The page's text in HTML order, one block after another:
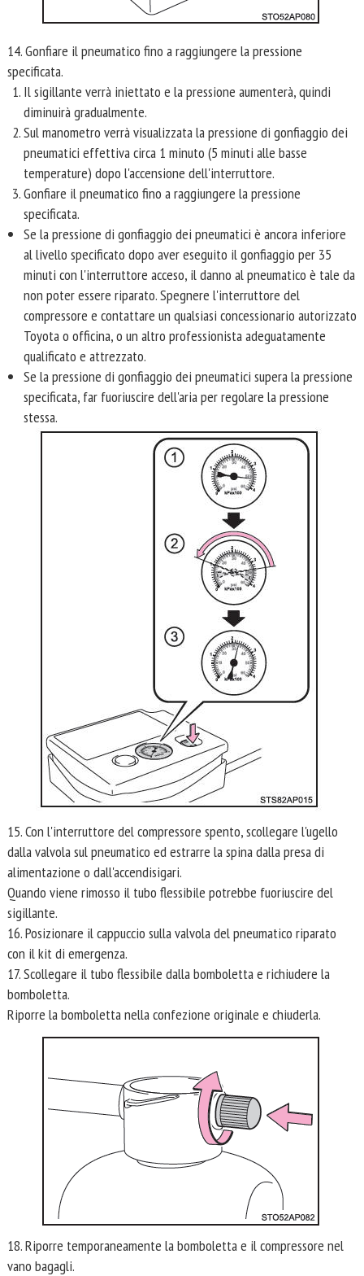
14. Gonfiare il pneumatico fino a raggiungere la pressione
specificata.
Il sigillante verrà iniettato e la pressione aumenterà, quindi
diminuirà gradualmente.
Sul manometro verrà visualizzata la pressione di gonfiaggio dei
pneumatici effettiva circa 1 minuto (5 minuti alle basse
temperature) dopo l'accensione dell'interruttore.
Gonfiare il pneumatico fino a raggiungere la pressione
specificata.
Se la pressione di gonfiaggio dei pneumatici è ancora inferiore
al livello specificato dopo aver eseguito il gonfiaggio per 35
minuti con l'interruttore acceso, il danno al pneumatico è tale da
non poter essere riparato. Spegnere l'interruttore del
compressore e contattare un qualsiasi concessionario autorizzato
Toyota o officina, o un altro professionista adeguatamente
qualificato e attrezzato.
Se la pressione di gonfiaggio dei pneumatici supera la pressione
specificata, far fuoriuscire dell'aria per regolare la pressione
stessa.
15. Con l'interruttore del compressore spento, scollegare l'ugello
dalla valvola sul pneumatico ed estrarre la spina dalla presa di
alimentazione o dall'accendisigari.
Quando viene rimosso il tubo flessibile potrebbe fuoriuscire del
sigillante.
16. Posizionare il cappuccio sulla valvola del pneumatico riparato
con il kit di emergenza.
17. Scollegare il tubo flessibile dalla bomboletta e richiudere la
bomboletta.
Riporre la bomboletta nella confezione originale e chiuderla.
18. Riporre temporaneamente la bomboletta e il compressore nel
vano bagagli.